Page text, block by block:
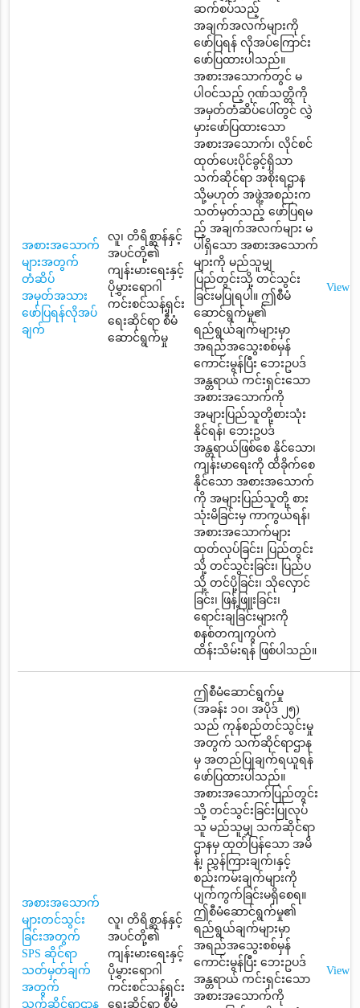
အစားအသောက်
များအတွက်
တံဆိပ်
အမှတ်အသား
ဖော်ပြရန်လိုအပ်
ချက်
လူ၊ တိရိစ္ဆာန်နှင့်
အပင်တို့၏
ကျန်းမားရေးနှင့်
ပိုမွှားရောဂါ
ကင်းစင်သန့်ရှင်း
ရေးဆိုင်ရာ စီမံ
ဆောင်ရွက်မှု
ဆက်စပ်သည့်
အချက်အလက်များကို
ဖော်ပြရန် လိုအပ်ကြောင်း
ဖော်ပြထားပါသည်။
အစားအသောက်တွင် မ
ပါဝင်သည့် ဂုဏ်သတ္တိကို
အမှတ်တံဆိပ်ပေါ်တွင် လွှဲ
မှားဖော်ပြထားသော
အစားအသောက်၊ လိုင်စင်
ထုတ်ပေးပိုင်ခွင့်ရှိသာ
သက်ဆိုင်ရာ အစိုးရဌာန
သို့မဟုတ် အဖွဲ့အစည်းက
သတ်မှတ်သည့် ဖော်ပြရမ
ည့် အချက်အလက်များ မ
ပါရှိသော အစားအသောက်
များကို မည်သူမျှ
ပြည်တွင်းသို့ တင်သွင်း
ခြင်းမပြုရပါ။ ဤစီမံ
ဆောင်ရွက်မှု၏
ရည်ရွယ်ချက်များမှာ
အရည်အသွေးစစ်မှန်
ကောင်းမွန်ပြီး ဘေးဥပဒ်
အန္တရာယ် ကင်းရှင်းသော
အစားအသောက်ကို
အများပြည်သူတို့စားသုံး
နိုင်ရန်၊ ဘေးဥပဒ်
အန္တရာယ်ဖြစ်စေ နိုင်သော၊
ကျန်းမာရေးကို ထိခိုက်စေ
နိုင်သော အစားအသောက်
ကို အများပြည်သူတို့ စား
သုံးမိခြင်းမှ ကာကွယ်ရန်၊
အစားအသောက်များ
ထုတ်လုပ်ခြင်း၊ ပြည်တွင်း
သို့ တင်သွင်းခြင်း၊ ပြည်ပ
သို့ တင်ပို့ခြင်း၊ သိုလှောင်
ခြင်း၊ ဖြန့်ဖြူးခြင်း၊
ရောင်းချခြင်းများကို
စနစ်တကျကွပ်ကဲ
ထိန်းသိမ်းရန် ဖြစ်ပါသည်။
View
အစားအသောက်
များတင်သွင်း
ခြင်းအတွက်
SPS ဆိုင်ရာ
သတ်မှတ်ချက်
အတွက်
သက်ဆိုင်ရာဌာန
လူ၊ တိရိစ္ဆာန်နှင့်
အပင်တို့၏
ကျန်းမားရေးနှင့်
ပိုမွှားရောဂါ
ကင်းစင်သန့်ရှင်း
ရေးဆိုင်ရာ စီမံ
ဤစီမံဆောင်ရွက်မှု
(အခန်း ၁၀၊ အပိုဒ် ၂၅)
သည် ကုန်စည်တင်သွင်းမှု
အတွက် သက်ဆိုင်ရာဌာန
မှ အတည်ပြုချက်ရယူရန်
ဖော်ပြထားပါသည်။
အစားအသောက်ပြည်တွင်း
သို့ တင်သွင်းခြင်းပြုလုပ်
သူ မည်သူမျှ သက်ဆိုင်ရာ
ဌာနမှ ထုတ်ပြန်သော အမိ
န့်၊ ညွှန်ကြားချက်၊နှင့်
စည်းကမ်းချက်များကို
ပျက်ကွက်ခြင်းမရှိစေရ။
ဤစီမံဆောင်ရွက်မှု၏
ရည်ရွယ်ချက်များမှာ
အရည်အသွေးစစ်မှန်
ကောင်းမွန်ပြီး ဘေးဥပဒ်
အန္တရာယ် ကင်းရှင်းသော
အစားအသောက်ကို
View